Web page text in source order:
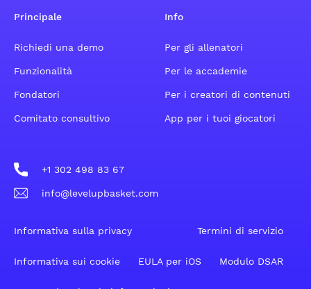
Principale
Richiedi una demo
Funzionalità
Fondatori
Comitato consultivo
Info
Per gli allenatori
Per le accademie
Per i creatori di contenuti
App per i tuoi giocatori
+1 302 498 83 67
info@levelupbasket.com
Informativa sulla privacy Termini di servizio
Informativa sui cookie EULA per iOS Modulo DSAR